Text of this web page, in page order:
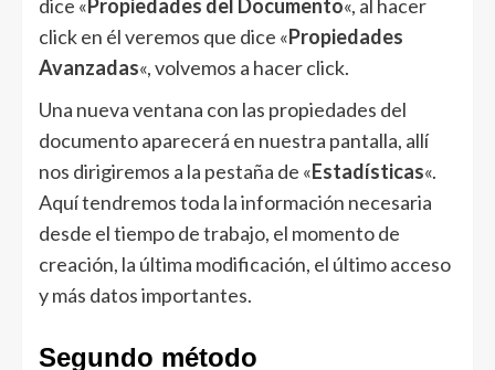
dice «Propiedades del Documento«, al hacer
click en él veremos que dice «Propiedades
Avanzadas«, volvemos a hacer click.
Una nueva ventana con las propiedades del
documento aparecerá en nuestra pantalla, allí
nos dirigiremos a la pestaña de «Estadísticas«.
Aquí tendremos toda la información necesaria
desde el tiempo de trabajo, el momento de
creación, la última modificación, el último acceso
y más datos importantes.
Segundo método